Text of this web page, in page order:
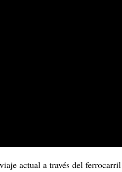
actual a través del ferrocarril